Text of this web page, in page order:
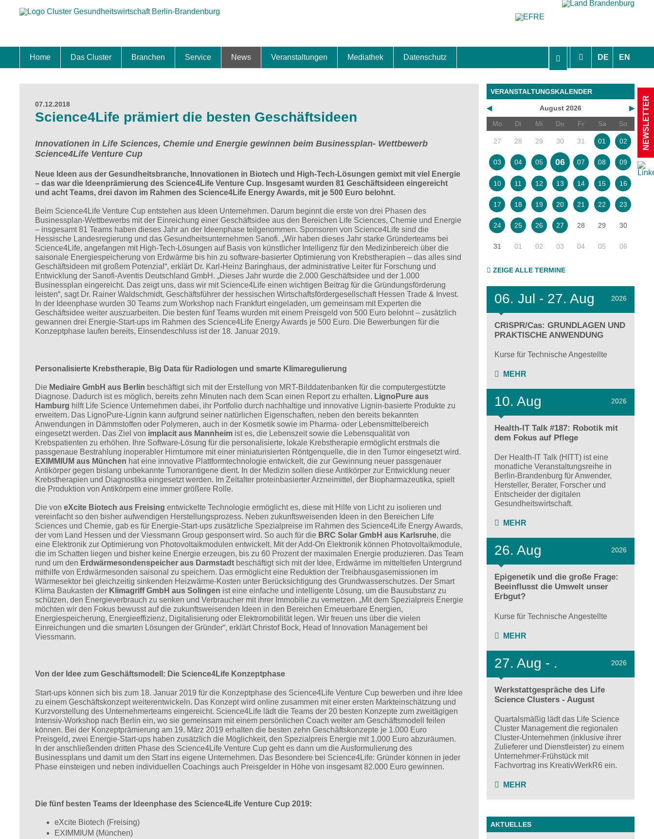
DE EN
Home Das Cluster Branchen Service News Veranstaltungen Mediathek Datenschutz
07.12.2018
Science4Life prämiert die besten Geschäftsideen
Innovationen in Life Sciences, Chemie und Energie gewinnen beim Businessplan- Wettbewerb
Science4Life Venture Cup
Neue Ideen aus der Gesundheitsbranche, Innovationen in Biotech und High-Tech-Lösungen gemixt mit viel Energie
– das war die Ideenprämierung des Science4Life Venture Cup. Insgesamt wurden 81 Geschäftsideen eingereicht
und acht Teams, drei davon im Rahmen des Science4Life Energy Awards, mit je 500 Euro belohnt.
Beim Science4Life Venture Cup entstehen aus Ideen Unternehmen. Darum beginnt die erste von drei Phasen des
Businessplan-Wettbewerbs mit der Einreichung einer Geschäftsidee aus den Bereichen Life Sciences, Chemie und Energie
– insgesamt 81 Teams haben dieses Jahr an der Ideenphase teilgenommen. Sponsoren von Science4Life sind die
Hessische Landesregierung und das Gesundheitsunternehmen Sanofi. „Wir haben dieses Jahr starke Gründerteams bei
Science4Life, angefangen mit High-Tech-Lösungen auf Basis von künstlicher Intelligenz für den Medizinbereich über die
saisonale Energiespeicherung von Erdwärme bis hin zu software-basierter Optimierung von Krebstherapien – das alles sind
Geschäftsideen mit großem Potenzial“, erklärt Dr. Karl-Heinz Baringhaus, der administrative Leiter für Forschung und
Entwicklung der Sanofi-Aventis Deutschland GmbH. „Dieses Jahr wurde die 2.000 Geschäftsidee und der 1.000
Businessplan eingereicht. Das zeigt uns, dass wir mit Science4Life einen wichtigen Beitrag für die Gründungsförderung
leisten“, sagt Dr. Rainer Waldschmidt, Geschäftsführer der hessischen Wirtschaftsfördergesellschaft Hessen Trade & Invest.
In der Ideenphase wurden 30 Teams zum Workshop nach Frankfurt eingeladen, um gemeinsam mit Experten die
Geschäftsidee weiter auszuarbeiten. Die besten fünf Teams wurden mit einem Preisgeld von 500 Euro belohnt – zusätzlich
gewannen drei Energie-Start-ups im Rahmen des Science4Life Energy Awards je 500 Euro. Die Bewerbungen für die
Konzeptphase laufen bereits, Einsendeschluss ist der 18. Januar 2019.
Personalisierte Krebstherapie, Big Data für Radiologen und smarte Klimaregulierung
Die Mediaire GmbH aus Berlin beschäftigt sich mit der Erstellung von MRT-Bilddatenbanken für die computergestützte
Diagnose. Dadurch ist es möglich, bereits zehn Minuten nach dem Scan einen Report zu erhalten. LignoPure aus
Hamburg hilft Life Science Unternehmen dabei, ihr Portfolio durch nachhaltige und innovative Lignin-basierte Produkte zu
erweitern. Das LignoPure-Lignin kann aufgrund seiner natürlichen Eigenschaften, neben den bereits bekannten
Anwendungen in Dämmstoffen oder Polymeren, auch in der Kosmetik sowie im Pharma- oder Lebensmittelbereich
eingesetzt werden. Das Ziel von implacit aus Mannheim ist es, die Lebenszeit sowie die Lebensqualität von
Krebspatienten zu erhöhen. Ihre Software-Lösung für die personalisierte, lokale Krebstherapie ermöglicht erstmals die
passgenaue Bestrahlung inoperabler Hirntumore mit einer miniaturisierten Röntgenquelle, die in den Tumor eingesetzt wird.
EXIMMIUM aus München hat eine innovative Plattformtechnologie entwickelt, die zur Gewinnung neuer passgenauer
Antikörper gegen bislang unbekannte Tumorantigene dient. In der Medizin sollen diese Antikörper zur Entwicklung neuer
Krebstherapien und Diagnostika eingesetzt werden. Im Zeitalter proteinbasierter Arzneimittel, der Biopharmazeutika, spielt
die Produktion von Antikörpern eine immer größere Rolle.
Die von eXcite Biotech aus Freising entwickelte Technologie ermöglicht es, diese mit Hilfe von Licht zu isolieren und
vereinfacht so den bisher aufwendigen Herstellungsprozess. Neben zukunftsweisenden Ideen in den Bereichen Life
Sciences und Chemie, gab es für Energie-Start-ups zusätzliche Spezialpreise im Rahmen des Science4Life Energy Awards,
der vom Land Hessen und der Viessmann Group gesponsert wird. So auch für die BRC Solar GmbH aus Karlsruhe, die
eine Elektronik zur Optimierung von Photovoltaikmodulen entwickelt. Mit der Add-On Elektronik können Photovoltaikmodule,
die im Schatten liegen und bisher keine Energie erzeugen, bis zu 60 Prozent der maximalen Energie produzieren. Das Team
rund um den Erdwärmesondenspeicher aus Darmstadt beschäftigt sich mit der Idee, Erdwärme im mitteltiefen Untergrund
mithilfe von Erdwärmesonden saisonal zu speichern. Das ermöglicht eine Reduktion der Treibhausgasemissionen im
Wärmesektor bei gleichzeitig sinkenden Heizwärme-Kosten unter Berücksichtigung des Grundwasserschutzes. Der Smart
Klima Baukasten der Klimagriff GmbH aus Solingen ist eine einfache und intelligente Lösung, um die Bausubstanz zu
schützen, den Energieverbrauch zu senken und Verbraucher mit ihrer Immobilie zu vernetzen. „Mit dem Spezialpreis Energie
möchten wir den Fokus bewusst auf die zukunftsweisenden Ideen in den Bereichen Erneuerbare Energien,
Energiespeicherung, Energieeffizienz, Digitalisierung oder Elektromobilität legen. Wir freuen uns über die vielen
Einreichungen und die smarten Lösungen der Gründer“, erklärt Christof Bock, Head of Innovation Management bei
Viessmann.
Von der Idee zum Geschäftsmodell: Die Science4Life Konzeptphase
Start-ups können sich bis zum 18. Januar 2019 für die Konzeptphase des Science4Life Venture Cup bewerben und ihre Idee
zu einem Geschäftskonzept weiterentwickeln. Das Konzept wird online zusammen mit einer ersten Markteinschätzung und
Kurzvorstellung des Unternehmerteams eingereicht. Science4Life lädt die Teams der 20 besten Konzepte zum zweitägigen
Intensiv-Workshop nach Berlin ein, wo sie gemeinsam mit einem persönlichen Coach weiter am Geschäftsmodell feilen
können. Bei der Konzeptprämierung am 19. März 2019 erhalten die besten zehn Geschäftskonzepte je 1.000 Euro
Preisgeld, zwei Energie-Start-ups haben zusätzlich die Möglichkeit, den Spezialpreis Energie mit 1.000 Euro abzuräumen.
In der anschließenden dritten Phase des Science4Life Venture Cup geht es dann um die Ausformulierung des
Businessplans und damit um den Start ins eigene Unternehmen. Das Besondere bei Science4Life: Gründer können in jeder
Phase einsteigen und neben individuellen Coachings auch Preisgelder in Höhe von insgesamt 82.000 Euro gewinnen.
Die fünf besten Teams der Ideenphase des Science4Life Venture Cup 2019:
eXcite Biotech (Freising)
EXIMMIUM (München)
VERANSTALTUNGSKALENDER
◀ ▶
August 2026
Mo
Di Mi Do Fr Sa So
27 28 29 30 31 01 02
03 04 05 06 07 08 09
10 11 12 13 14 15 16
17 18 19 20 21 22 23
24 25 26 27 28 29 30
31 01 02 03 04 05 06
ZEIGE ALLE TERMINE
06. Jul - 27. Aug 2026
CRISPR/Cas: GRUNDLAGEN UND
PRAKTISCHE ANWENDUNG
Kurse für Technische Angestellte
MEHR
10. Aug 2026
Health-IT Talk #187: Robotik mit
dem Fokus auf Pflege
Der Health-IT Talk (HITT) ist eine
monatliche Veranstaltungsreihe in
Berlin-Brandenburg für Anwender,
Hersteller, Berater, Forscher und
Entscheider der digitalen
Gesundheitswirtschaft.
MEHR
26. Aug 2026
Epigenetik und die große Frage:
Beeinflusst die Umwelt unser
Erbgut?
Kurse für Technische Angestellte
MEHR
27. Aug - . 2026
Werkstattgespräche des Life
Science Clusters - August
Quartalsmäßig lädt das Life Science
Cluster Management die regionalen
Cluster-Unternehmen (inklusive ihrer
Zulieferer und Dienstleister) zu einem
Unternehmer-Frühstück mit
Fachvortrag ins KreativWerkR6 ein.
MEHR
AKTUELLES
NEWSLETTER